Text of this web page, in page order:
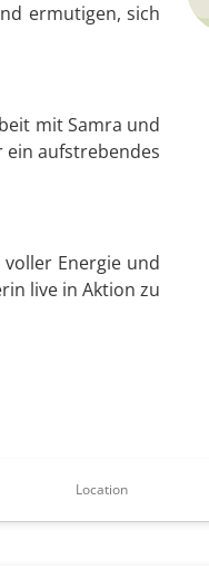
ermutigen, sich
mit Samra und
ein aufstrebendes
Energie und
live in Aktion zu
Location